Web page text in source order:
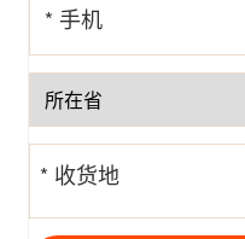
* 手机
号
* 收货地
址